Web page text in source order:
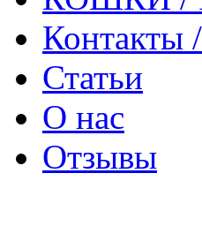
Контакты
Статьи
О нас
Отзывы
В